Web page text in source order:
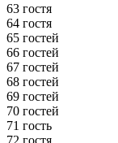
63 гостя
64 гостя
65 гостей
66 гостей
67 гостей
68 гостей
69 гостей
70 гостей
71 гость
72 гостя